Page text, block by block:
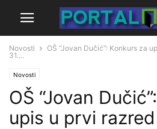
Novosti
OŠ “Jovan Dučić”: Konkurs za
31....
Novosti
OŠ “Jovan
upis u prvi